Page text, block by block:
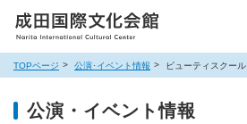
TOPページ 公演･イベント情報 ビューティスクール
公演・イベント情報